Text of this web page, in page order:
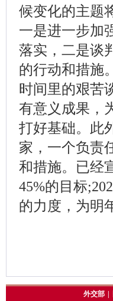
候变化的主题
一是进一步加
落实，二是谈
的行动和措施
时间里的艰苦
有意义成果，
打好基础。此
家，一个负责
和措施。已经
45%的目标
的力度，为明
外交部